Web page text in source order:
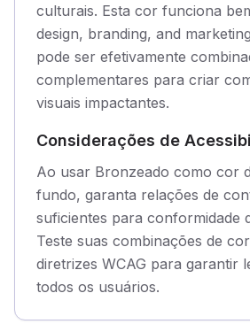
culturais. Esta cor funciona
design, branding, and
pode ser efetivamente
complementares para criar
visuais impactantes.
Considerações de
Ao usar Bronzeado como cor
fundo, garanta relações de
suficientes para conformidade
Teste suas combinações de
diretrizes WCAG para garantir
todos os usuários.